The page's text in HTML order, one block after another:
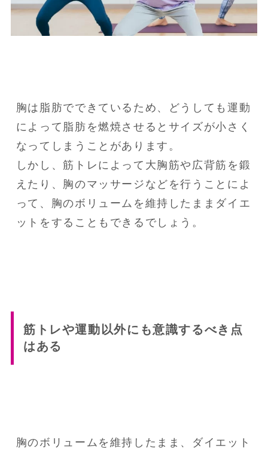
胸は脂肪でできているため、どうしても運動
によって脂肪を燃焼させるとサイズが小さく
なってしまうことがあります。
しかし、筋トレによって大胸筋や広背筋を鍛
えたり、胸のマッサージなどを行うことによ
って、胸のボリュームを維持したままダイエ
ットをすることもできるでしょう。
筋トレや運動以外にも意識するべき点
はある
胸のボリュームを維持したまま、ダイエット